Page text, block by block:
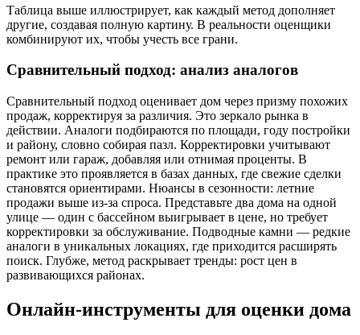
Таблица выше иллюстрирует, как каждый метод дополняет
другие, создавая полную картину. В реальности оценщики
комбинируют их, чтобы учесть все грани.
Сравнительный подход: анализ аналогов
Сравнительный подход оценивает дом через призму похожих
продаж, корректируя за различия. Это зеркало рынка в
действии. Аналоги подбираются по площади, году постройки
и району, словно собирая пазл. Корректировки учитывают
ремонт или гараж, добавляя или отнимая проценты. В
практике это проявляется в базах данных, где свежие сделки
становятся ориентирами. Нюансы в сезонности: летние
продажи выше из-за спроса. Представьте два дома на одной
улице — один с бассейном выигрывает в цене, но требует
корректировки за обслуживание. Подводные камни — редкие
аналоги в уникальных локациях, где приходится расширять
поиск. Глубже, метод раскрывает тренды: рост цен в
развивающихся районах.
Онлайн-инструменты для оценки дома